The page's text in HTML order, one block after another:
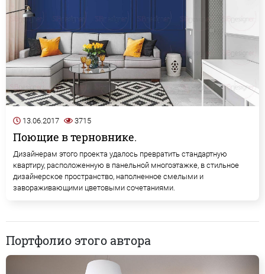
13.06.2017 3715
Поющие в терновнике.
Дизайнерам этого проекта удалось превратить стандартную
квартиру, расположенную в панельной многоэтажке, в стильное
дизайнерское пространство, наполненное смелыми и
завораживающими цветовыми сочетаниями.
Портфолио этого автора